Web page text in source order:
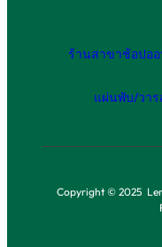
ร้านสาขาช้อปอ
แผ่นพับ/วาร
Copyright © 2025